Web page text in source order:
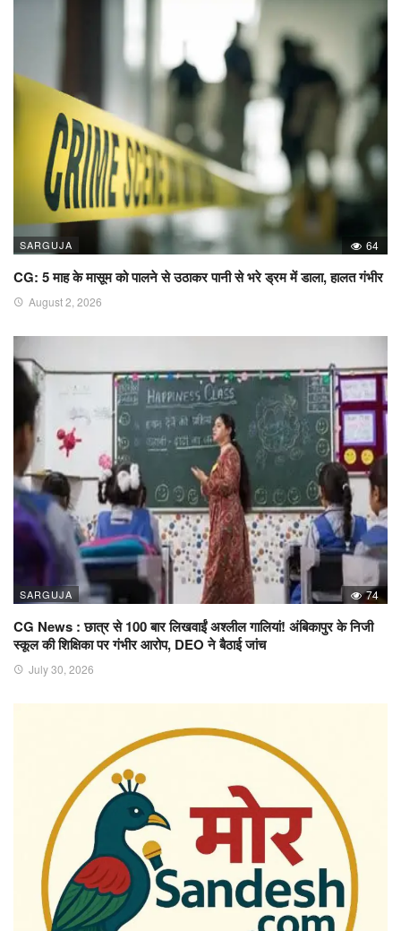
SARGUJA 64
CG: 5 माह के मासूम को पालने से उठाकर पानी से भरे ड्रम में डाला, हालत गंभीर
August 2, 2026
SARGUJA 74
CG News : छात्र से 100 बार लिखवाईं अश्लील गालियां! अंबिकापुर के निजी
स्कूल की शिक्षिका पर गंभीर आरोप, DEO ने बैठाई जांच
July 30, 2026